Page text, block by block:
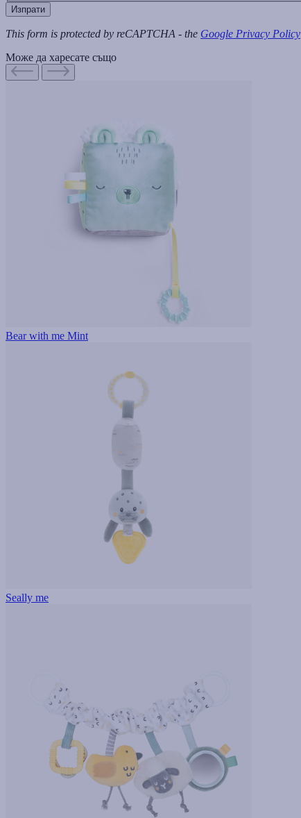
Изпрати
This form is protected by reCAPTCHA - the Google Privacy Policy
Може да харесате също
Bear with me Mint
Seally me